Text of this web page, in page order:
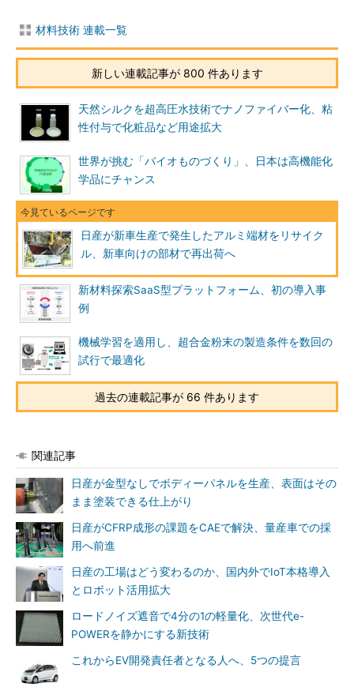
材料技術 連載一覧
新しい連載記事が 800 件あります
天然シルクを超高圧水技術でナノファイバー化、粘
性付与で化粧品など用途拡大
世界が挑む「バイオものづくり」、日本は高機能化
学品にチャンス
日産が新車生産で発生したアルミ端材をリサイク
ル、新車向けの部材で再出荷へ
新材料探索SaaS型プラットフォーム、初の導入事
例
機械学習を適用し、超合金粉末の製造条件を数回の
試行で最適化
過去の連載記事が 66 件あります
関連記事
日産が金型なしでボディーパネルを生産、表面はその
まま塗装できる仕上がり
日産がCFRP成形の課題をCAEで解決、量産車での採
用へ前進
日産の工場はどう変わるのか、国内外でIoT本格導入
とロボット活用拡大
ロードノイズ遮音で4分の1の軽量化、次世代e-
POWERを静かにする新技術
これからEV開発責任者となる人へ、5つの提言